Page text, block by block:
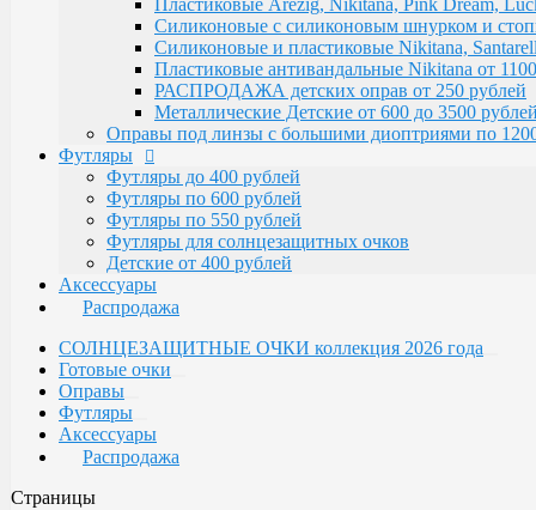
Футляры по 600 рублей
Футляры по 550 рублей
Футляры для солнцезащитных очков
Детские от 400 рублей
Аксессуары
Распродажа
Пластиковые Arezig, Nikitana, Pink Dream,
Силиконовые с силиконовым шнурком и
Силиконовые и пластиковые Nikitana,
Пластиковые антивандальные Nikitana от
РАСПРОДАЖА детских оправ от 250 рублей
Металлические Детские от 600 до 3500 рублей
Оправы под линзы с большими диоптриями по
Футляры
Футляры до 400 рублей
Футляры по 600 рублей
Футляры по 550 рублей
Футляры для солнцезащитных очков
Детские от 400 рублей
Аксессуары
Распродажа
СОЛНЦЕЗАЩИТНЫЕ ОЧКИ коллекция 2026 года
Готовые очки
Оправы
Футляры
Аксессуары
Распродажа
Страницы